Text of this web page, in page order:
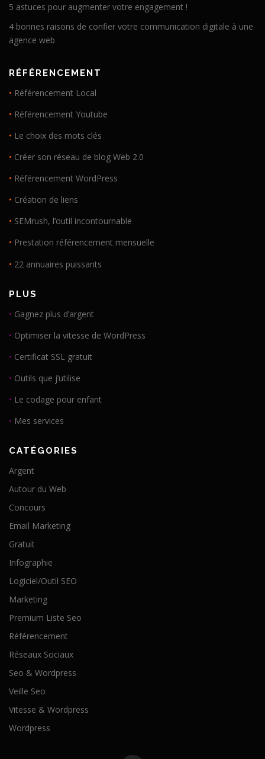
5 astuces pour augmenter votre engagement !
4 bonnes raisons de confier votre communication digitale à une
agence web
RÉFÉRENCEMENT
• Référencement Local
• Référencement Youtube
• Le choix des mots clés
• Créer son réseau de blog Web 2.0
• Référencement WordPress
• Création de liens
• SEMrush, l’outil incontournable
• Prestation référencement mensuelle
• 22 annuaires puissants
PLUS
• Gagnez plus d’argent
• Optimiser la vitesse de WordPress
• Certificat SSL gratuit
• Outils que j’utilise
• Le codage pour enfant
• Mes services
CATÉGORIES
Argent
Autour du Web
Concours
Email Marketing
Gratuit
Infographie
Logiciel/Outil SEO
Marketing
Premium Liste Seo
Référencement
Réseaux Sociaux
Seo & Wordpress
Veille Seo
Vitesse & Wordpress
Wordpress